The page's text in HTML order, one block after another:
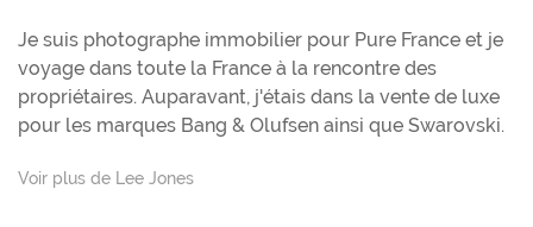
Je suis photographe immobilier pour Pure France et je
voyage dans toute la France à la rencontre des
propriétaires. Auparavant, j'étais dans la vente de luxe
pour les marques Bang & Olufsen ainsi que Swarovski.
Voir plus de Lee Jones